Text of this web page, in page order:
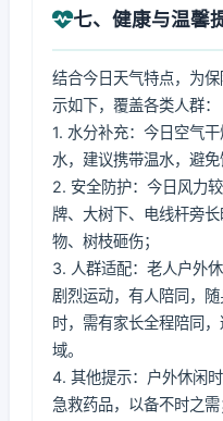
七、健康与温馨
结合今日天气特点，为
示如下，覆盖各类人群：
1. 水分补充：今日空气
水，建议携带温水，避免
2. 安全防护：今日风力
牌、大树下、电线杆旁
物、树枝砸伤；
3. 人群适配：老人户外
剧烈运动，有人陪同，
时，需有家长全程陪同
域。
4. 其他提示：户外休闲
急救药品，以备不时之